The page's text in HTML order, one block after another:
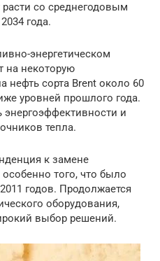
со среднегодовым
года.
энергетическом
на некоторую
нефть сорта Brent около 60
уровней прошлого года.
энергоэффективности и
тепла.
к замене
того, что было
годов. Продолжается
оборудования,
выбор решений.